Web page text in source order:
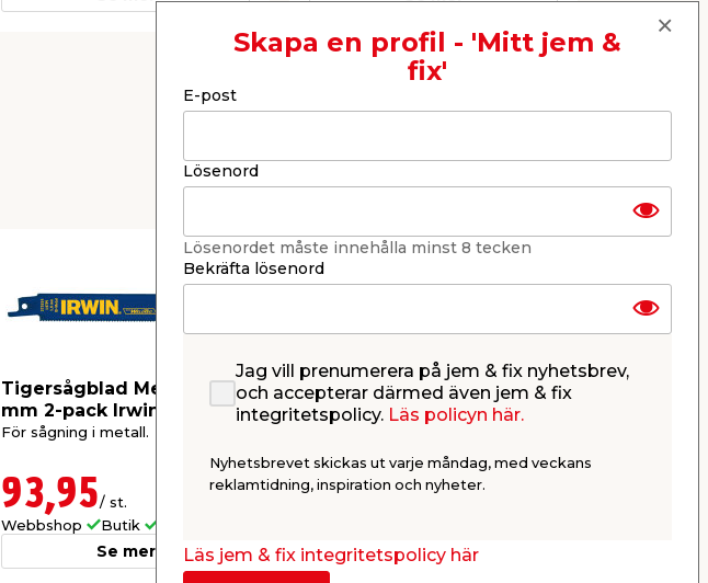
Tigersågblad Metall 150
mm 2-pack Irwin
För sågning i metall.
93,95/ st.
Webbshop
Butik
Se mer
Tigersågblad 4-pack
Falke
99,95
Se mer
Skapa en profil - 'Mitt jem &
fix'
E-post
Lösenord
Lösenordet måste innehålla minst 8 tecken
Bekräfta lösenord
Jag vill prenumerera på jem & fix nyhetsbrev,
och accepterar därmed även jem & fix
integritetspolicy. Läs policyn här.
Nyhetsbrevet skickas ut varje måndag, med veckans
reklamtidning, inspiration och nyheter.
Läs jem & fix integritetspolicy här